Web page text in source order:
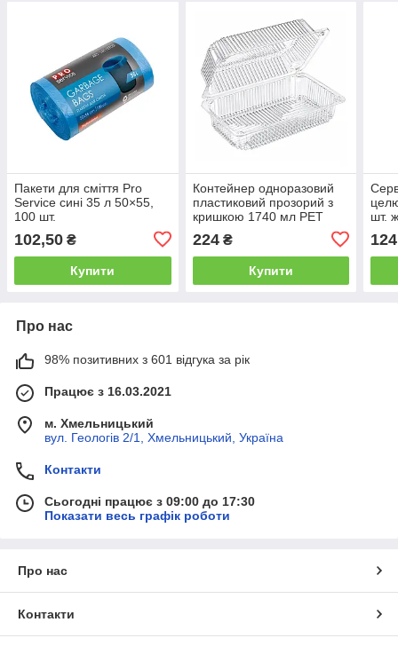
Пакети для сміття Pro
Service сині 35 л 50×55,
100 шт.
102,50 ₴
Купити
Контейнер одноразовий
пластиковий прозорий з
кришкою 1740 мл PET
холодного Pro Service, 25
шт/уп.
224₴
Купити
шт.
Про нас
98% позитивних з 601 відгука за рік
Працює з 16.03.2021
м. Хмельницький
вул. Геологів 2/1, Хмельницький, Україна
Контакти
Сьогодні працює з 09:00 до 17:30
Показати весь графік роботи
Про нас
Контакти